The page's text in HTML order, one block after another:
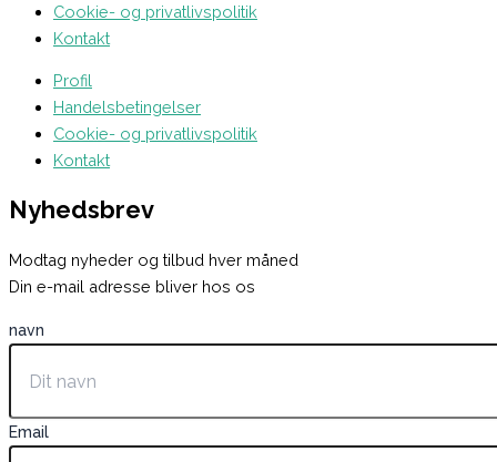
Cookie- og privatlivspolitik
Kontakt
Profil
Handelsbetingelser
Cookie- og privatlivspolitik
Kontakt
Nyhedsbrev
Modtag nyheder og tilbud hver måned
Din e-mail adresse bliver hos os
navn
Email